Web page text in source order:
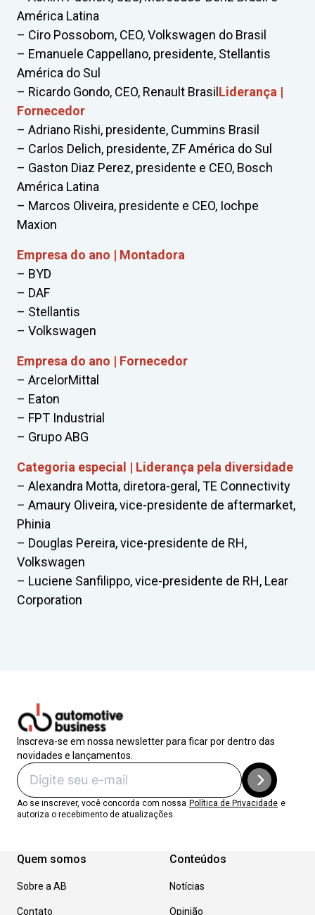
América Latina
– Ciro Possobom, CEO, Volkswagen do Brasil
– Emanuele Cappellano, presidente, Stellantis
América do Sul
– Ricardo Gondo, CEO, Renault BrasilLiderança |
Fornecedor
– Adriano Rishi, presidente, Cummins Brasil
– Carlos Delich, presidente, ZF América do Sul
– Gaston Diaz Perez, presidente e CEO, Bosch
América Latina
– Marcos Oliveira, presidente e CEO, Iochpe
Maxion
Empresa do ano | Montadora
– BYD
– DAF
– Stellantis
– Volkswagen
Empresa do ano | Fornecedor
– ArcelorMittal
– Eaton
– FPT Industrial
– Grupo ABG
Categoria especial | Liderança pela diversidade
– Alexandra Motta, diretora-geral, TE Connectivity
– Amaury Oliveira, vice-presidente de aftermarket,
Phinia
– Douglas Pereira, vice-presidente de RH,
Volkswagen
– Luciene Sanfilippo, vice-presidente de RH, Lear
Corporation
Inscreva-se em nossa newsletter para ficar por dentro das
novidades e lançamentos.
Ao se inscrever, você concorda com nossa Política de Privacidade e
autoriza o recebimento de atualizações.
Quem somos
Sobre a AB
Contato
Conteúdos
Notícias
Opinião